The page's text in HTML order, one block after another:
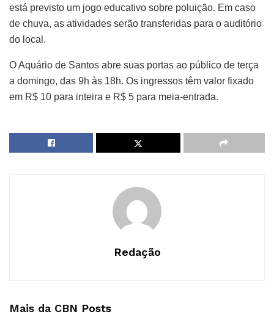
está previsto um jogo educativo sobre poluição. Em caso
de chuva, as atividades serão transferidas para o auditório
do local.
O Aquário de Santos abre suas portas ao público de terça
a domingo, das 9h às 18h. Os ingressos têm valor fixado
em R$ 10 para inteira e R$ 5 para meia-entrada.
Redação
Mais da CBN Posts